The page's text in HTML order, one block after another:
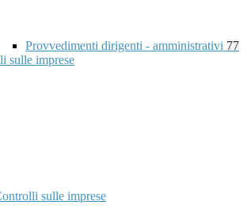
Provvedimenti dirigenti - amministrativi 77
sulle imprese
sulle imprese